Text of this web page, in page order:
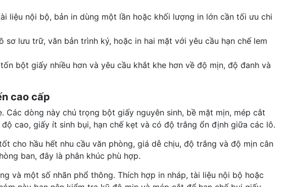
liệu nội bộ, bản in dùng một lần hoặc khối lượng in lớn cần tối ưu chi
lưu trữ, văn bản trình ký, hoặc in hai mặt với yêu cầu hạn chế lem
bột giấy nhiều hơn và yêu cầu khắt khe hơn về độ mịn, độ đanh và
cao cấp
Các dòng này chú trọng bột giấy nguyên sinh, bề mặt mịn, mép cắt
cao, giấy ít sinh bụi, hạn chế kẹt và có độ trắng ổn định giữa các lô.
cho hầu hết nhu cầu văn phòng, giá dễ chịu, độ trắng và độ mịn cân
ban, đây là phân khúc phù hợp.
và một số nhãn phổ thông. Thích hợp in nháp, tài liệu nội bộ hoặc